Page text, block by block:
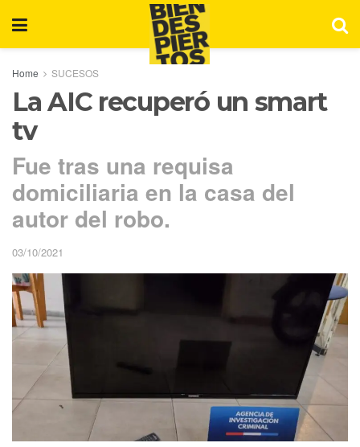
Home SUCESOS
La AIC recuperó un smart
tv
Fue tras una requisa
domiciliaria en la casa del
autor del robo.
03/10/2021